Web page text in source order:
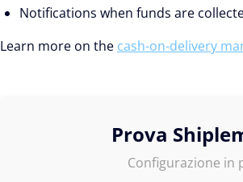
Notifications when funds are
Learn more on the cash-on-delivery
Prova
Configurazione in